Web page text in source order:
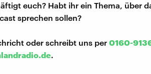
euch? Habt ihr ein Thema, über
sprechen sollen?
oder schreibt uns per 0160-
.